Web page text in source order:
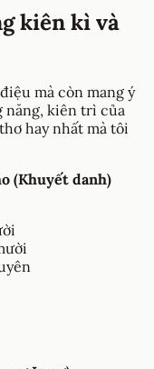
kiên kì và
mà còn mang ý
năng, kiên trì của
hay nhất mà tôi
(Khuyết danh)